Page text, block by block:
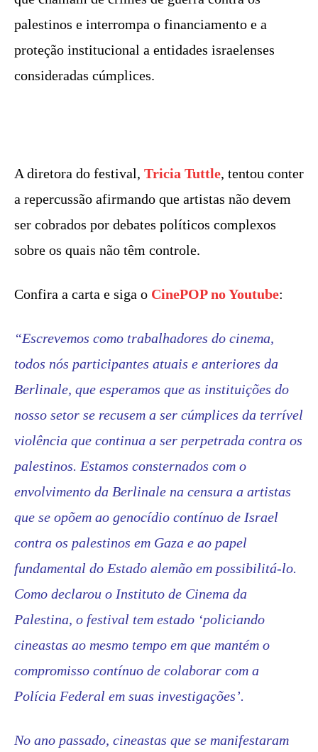
palestinos e interrompa o financiamento e a
proteção institucional a entidades israelenses
consideradas cúmplices.
A diretora do festival, Tricia Tuttle, tentou conter
a repercussão afirmando que artistas não devem
ser cobrados por debates políticos complexos
sobre os quais não têm controle.
Confira a carta e siga o CinePOP no Youtube:
“Escrevemos como trabalhadores do cinema,
todos nós participantes atuais e anteriores da
Berlinale, que esperamos que as instituições do
nosso setor se recusem a ser cúmplices da terrível
violência que continua a ser perpetrada contra os
palestinos. Estamos consternados com o
envolvimento da Berlinale na censura a artistas
que se opõem ao genocídio contínuo de Israel
contra os palestinos em Gaza e ao papel
fundamental do Estado alemão em possibilitá-lo.
Como declarou o Instituto de Cinema da
Palestina, o festival tem estado ‘policiando
cineastas ao mesmo tempo em que mantém o
compromisso contínuo de colaborar com a
Polícia Federal em suas investigações’.
No ano passado, cineastas que se manifestaram